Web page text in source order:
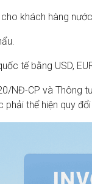
khách hàng
tế bằng USD,
NĐ-CP và Thông
phải thể hiện quy